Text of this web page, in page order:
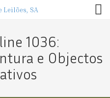
1036:
e Objectos